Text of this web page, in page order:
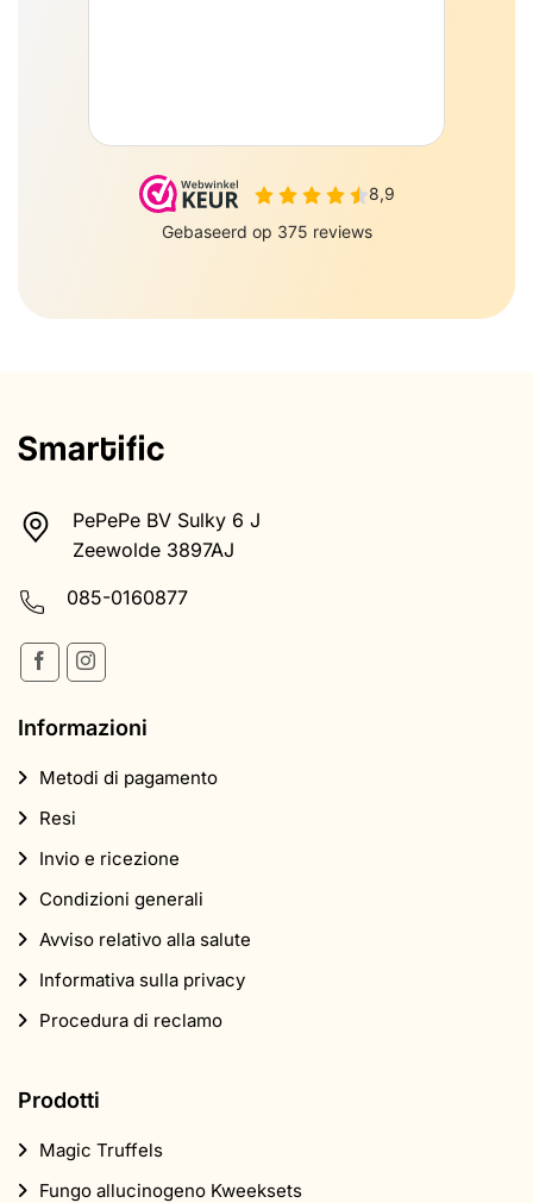
PePePe BV Sulky 6 J
Zeewolde 3897AJ
085-0160877
Informazioni
Metodi di pagamento
Resi
Invio e ricezione
Condizioni generali
Avviso relativo alla salute
Informativa sulla privacy
Procedura di reclamo
Prodotti
Magic Truffels
Fungo allucinogeno Kweeksets